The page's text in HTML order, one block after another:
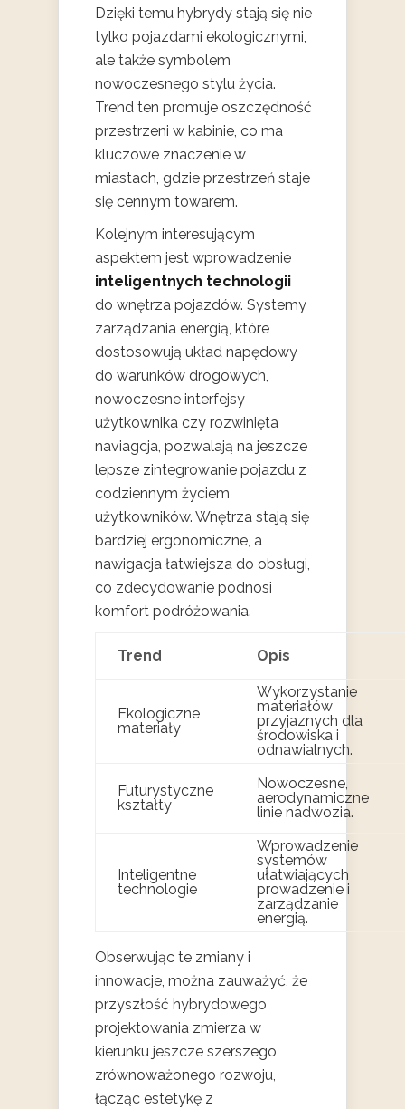
Dzięki temu hybrydy stają się nie
tylko pojazdami ekologicznymi,
ale także symbolem
nowoczesnego stylu życia.
Trend ten promuje oszczędność
przestrzeni w kabinie, co ma
kluczowe znaczenie w
miastach, gdzie przestrzeń staje
się cennym towarem.
Kolejnym interesującym
aspektem jest wprowadzenie
inteligentnych technologii
do wnętrza pojazdów. Systemy
zarządzania energią, które
dostosowują układ napędowy
do warunków drogowych,
nowoczesne interfejsy
użytkownika czy rozwinięta
naviagcja, pozwalają na jeszcze
lepsze zintegrowanie pojazdu z
codziennym życiem
użytkowników. Wnętrza stają się
bardziej ergonomiczne, a
nawigacja łatwiejsza do obsługi,
co zdecydowanie podnosi
komfort podróżowania.
Trend Opis
Ekologiczne
materiały
Wykorzystanie
materiałów
przyjaznych dla
środowiska i
odnawialnych.
Futurystyczne
kształty
Nowoczesne,
aerodynamiczne
linie nadwozia.
Inteligentne
technologie
Wprowadzenie
systemów
ułatwiających
prowadzenie i
zarządzanie
energią.
Obserwując te zmiany i
innowacje, można zauważyć, że
przyszłość hybrydowego
projektowania zmierza w
kierunku jeszcze szerszego
zrównoważonego rozwoju,
łącząc estetykę z